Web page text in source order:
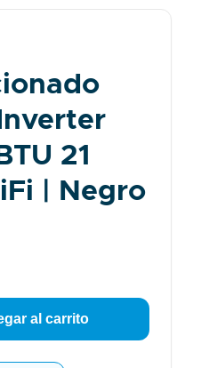
21
| Negro
al carrito